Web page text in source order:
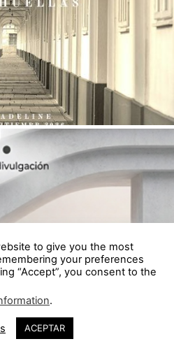
to give you the most
your preferences
“Accept”, you consent to the
.
ACEPTAR